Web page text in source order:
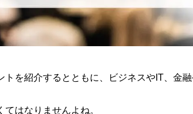
を紹介するとともに、ビジネスやIT、金
はなりませんよね。